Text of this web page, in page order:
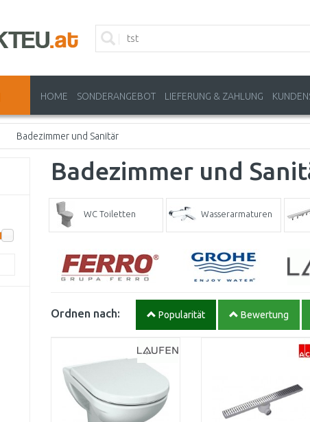
HOME SONDERANGEBOT LIEFERUNG & ZAHLUNG
Badezimmer und Sanitär
Badezimmer und
WC Toiletten Wasserarmaturen
Ordnen nach: Popularität Bewertung